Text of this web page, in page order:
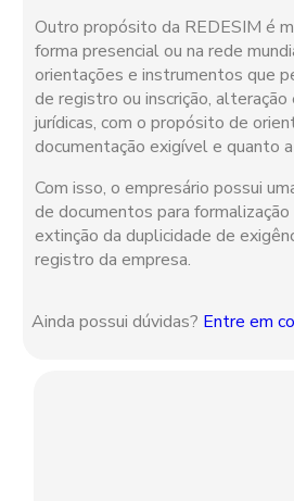
Outro propósito da REDESIM é
forma presencial ou na rede
orientações e instrumentos que
de registro ou inscrição,
jurídicas, com o propósito de
documentação exigível e quanto
Com isso, o empresário possui
de documentos para
extinção da duplicidade de
registro da empresa.
Ainda possui dúvidas? Entre em